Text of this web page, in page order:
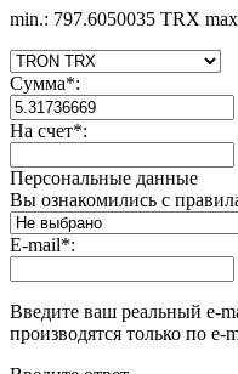
min.: 797.6050035 TRX
Сумма*:
На счет*:
Персональные данные
Вы ознакомились с
E-mail*:
Введите ваш реальный e-
производятся только по e-